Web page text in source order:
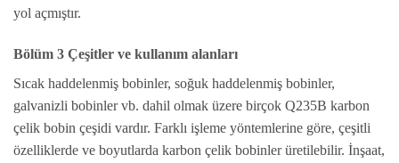
yol açmıştır.
Bölüm 3 Çeşitler ve kullanım alanları
Sıcak haddelenmiş bobinler, soğuk haddelenmiş bobinler,
galvanizli bobinler vb. dahil olmak üzere birçok Q235B karbon
çelik bobin çeşidi vardır. Farklı işleme yöntemlerine göre, çeşitli
özelliklerde ve boyutlarda karbon çelik bobinler üretilebilir. İnşaat,